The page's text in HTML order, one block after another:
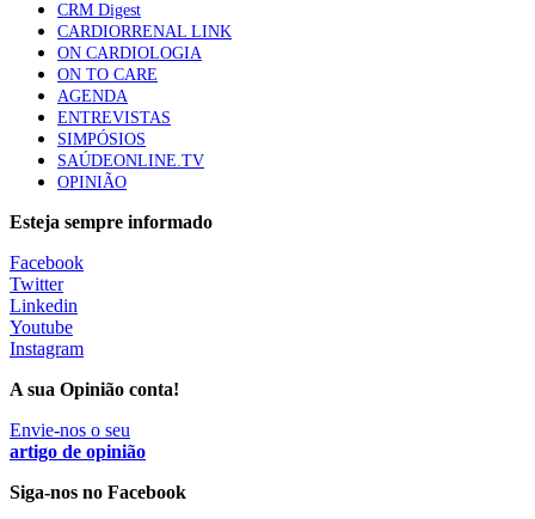
Trodelvy aprovado para primeira linha no cancro da
mama triplo negativo metastático em doentes não
elegíveis para inibidores PD-(L)1
61 visualizações
MAIS NOTÍCIAS
Quase 11.900 jovens recorreram aos cheques psicólogo e
nutricionista no primeiro mês
7 Ago, 2026
ULS de Coimbra estreia cirurgia endoscópica do ouvido com
apoio robótico em Portugal
CRM Digest
CARDIORRENAL LINK
ON CARDIOLOGIA
ON TO CARE
AGENDA
ENTREVISTAS
SIMPÓSIOS
SAÚDEONLINE.TV
OPINIÃO
Esteja sempre informado
Facebook
Twitter
Linkedin
Youtube
Instagram
A sua Opinião conta!
Envie-nos o seu
artigo de opinião
Siga-nos no Facebook